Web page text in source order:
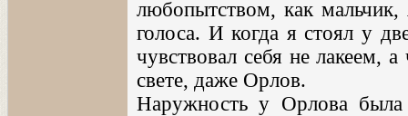
любопытством, как мальчик,
голоса. И когда я стоял у
чувствовал себя не лакеем,
свете, даже Орлов.
Наружность у Орлова была